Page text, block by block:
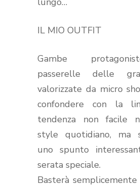
IL MIO OUTFIT
Gambe
passerelle delle
valorizzate da micro
confondere con la
tendenza non facile
style quotidiano, ma
uno spunto
serata speciale.
Basterà